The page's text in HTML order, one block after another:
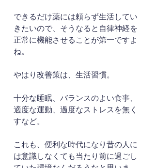
できるだけ薬には頼らず生活してい
きたいので、そうなると自律神経を
正常に機能させることが第一ですよ
ね。
やはり改善策は、生活習慣。
十分な睡眠、バランスのよい食事、
適度な運動、過度なストレスを無く
すなど。
これも、便利な時代になり昔の人に
は意識しなくても当たり前に過ごし